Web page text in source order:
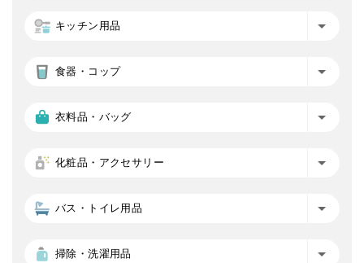
キッチン用品
食器・コップ
衣料品・バッグ
化粧品・アクセサリー
バス・トイレ用品
掃除・洗濯用品